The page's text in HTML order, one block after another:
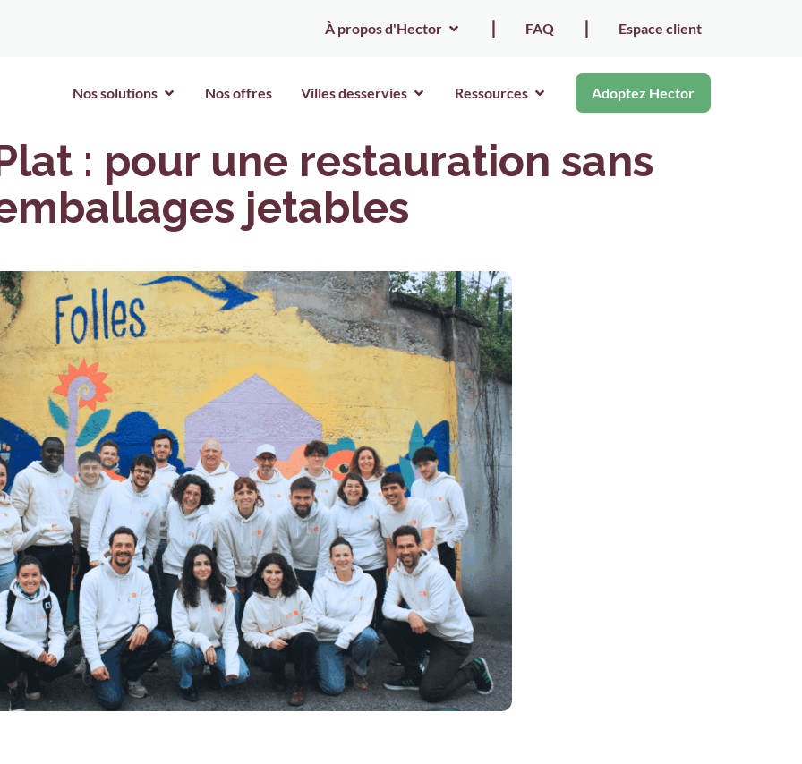
À propos d'Hector FAQ Espace client
Nos solutions Nos offres Villes desservies Ressources Adoptez Hector
: pour une restauration sans
jetables